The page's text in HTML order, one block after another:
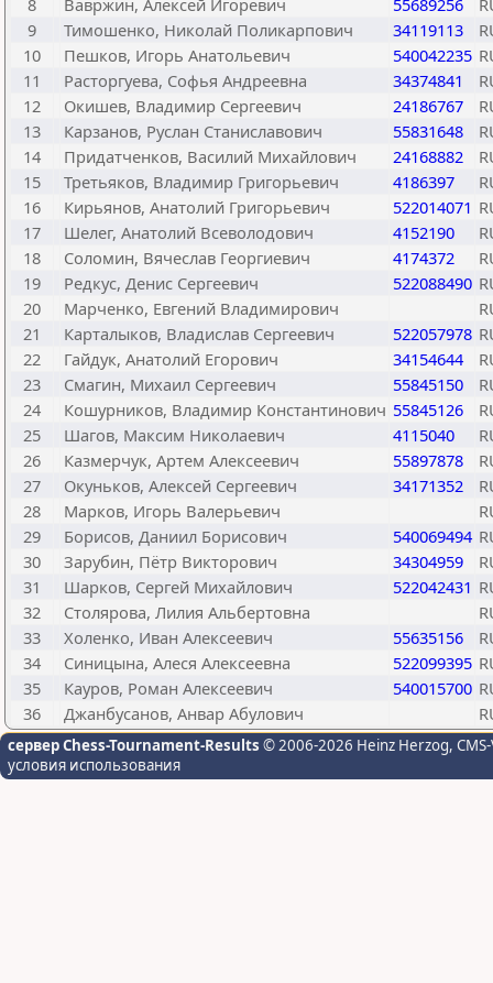
8
Вавржин, Алексей Игоревич 55689256
9
Тимошенко, Николай Поликарпович 34119113
10
Пешков, Игорь Анатольевич 540042235
11
Расторгуева, Софья Андреевна 34374841
12
Окишев, Владимир Сергеевич 24186767
13
Карзанов, Руслан Станиславович 55831648
14
Придатченков, Василий Михайлович 24168882
15
Третьяков, Владимир Григорьевич 4186397
16
Кирьянов, Анатолий Григорьевич 522014071
17
Шелег, Анатолий Всеволодович 4152190
18
Соломин, Вячеслав Георгиевич 4174372
19
Редкус, Денис Сергеевич 522088490
20
Марченко, Евгений Владимирович
21
Карталыков, Владислав Сергеевич 522057978
22
Гайдук, Анатолий Егорович 34154644
23
Смагин, Михаил Сергеевич 55845150
24
Кошурников, Владимир Константинович 55845126
25
Шагов, Максим Николаевич 4115040
26
Казмерчук, Артем Алексеевич 55897878
27
Окуньков, Алексей Сергеевич 34171352
28
Марков, Игорь Валерьевич
29
Борисов, Даниил Борисович 540069494
30
Зарубин, Пётр Викторович 34304959
31
Шарков, Сергей Михайлович 522042431
32
Столярова, Лилия Альбертовна
33
Холенко, Иван Алексеевич 55635156
34
Синицына, Алеся Алексеевна 522099395
35
Кауров, Роман Алексеевич 540015700
36
Джанбусанов, Анвар Абулович
сервер Chess-Tournament-Results © 2006-2026 Heinz Herzog,
условия использования